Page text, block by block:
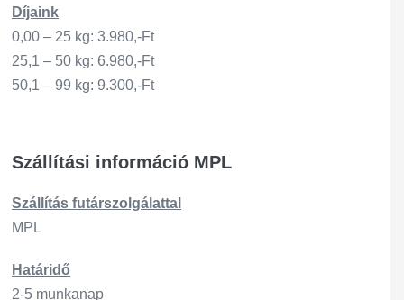
Díjaink
0,00 – 25 kg: 3.980,-Ft
25,1 – 50 kg: 6.980,-Ft
50,1 – 99 kg: 9.300,-Ft
Szállítási információ MPL
Szállítás futárszo lgálattal
MPL
Határidő
2-5 munkanap